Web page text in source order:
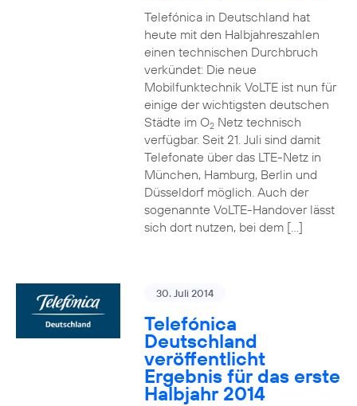
Telefónica in Deutschland hat
heute mit den Halbjahreszahlen
einen technischen Durchbruch
verkündet: Die neue
Mobilfunktechnik VoLTE ist nun für
einige der wichtigsten deutschen
Städte im O2Netz technisch
verfügbar. Seit 21. Juli sind damit
Telefonate über das LTE-Netz in
München, Hamburg, Berlin und
Düsseldorf möglich. Auch der
sogenannte VoLTE-Handover lässt
sich dort nutzen, bei dem […]
30. Juli 2014
Telefónica
Deutschland
veröffentlicht
Ergebnis für das erste
Halbjahr 2014